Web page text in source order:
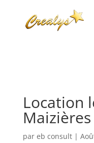
Location
par eb consult|